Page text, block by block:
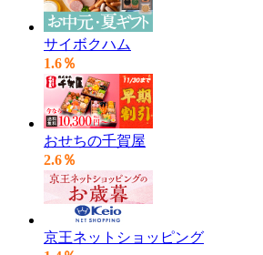
サイボクハム
1.6％
おせちの千賀屋
2.6％
京王ネットショッピング